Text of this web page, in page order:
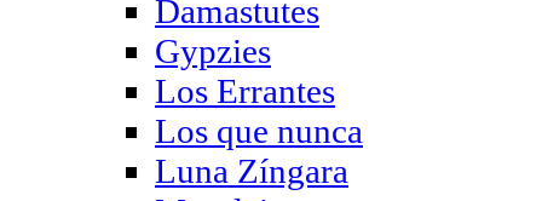
Damastutes
Gypzies
Los Errantes
Los que nunca
Luna Zíngara